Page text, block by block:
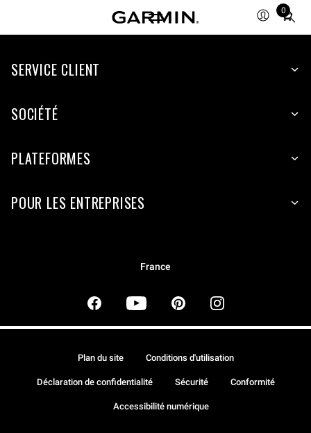
0
Total
items
cart:
SERVICE CLIENT
SOCIÉTÉ
PLATEFORMES
POUR LES ENTREPRISES
France
Plan du site Conditions d'utilisation
Déclaration de confidentialité Sécurité Conformité
Accessibilité numérique